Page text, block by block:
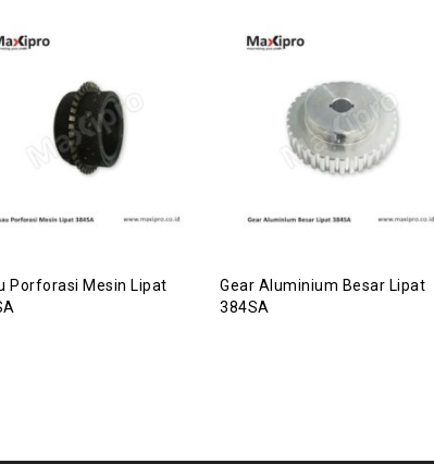
Porforasi Mesin Lipat
Gear Aluminium Besar Lipat
384SA